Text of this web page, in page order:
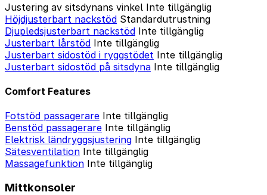
Justering av sitsdynans vinkel Inte tillgänglig
Höjdjusterbart nackstöd Standardutrustning
Djupledsjusterbart nackstöd Inte tillgänglig
Justerbart lårstöd Inte tillgänglig
Justerbart sidostöd i ryggstödet Inte tillgänglig
Justerbart sidostöd på sitsdyna Inte tillgänglig
Comfort Features
Fotstöd passagerare Inte tillgänglig
Benstöd passagerare Inte tillgänglig
Elektrisk ländryggsjustering Inte tillgänglig
Sätesventilation Inte tillgänglig
Massagefunktion Inte tillgänglig
Mittkonsoler